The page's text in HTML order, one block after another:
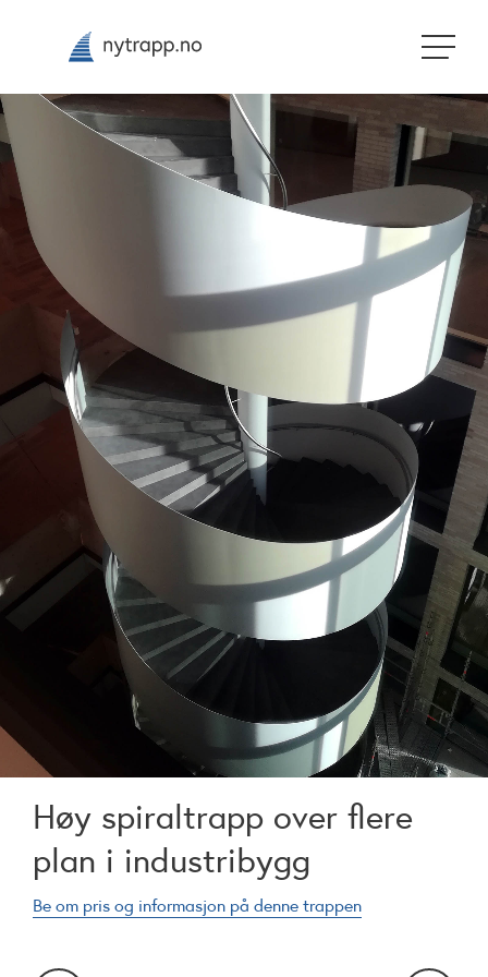
Høy spiraltrapp over flere
plan i industribygg
Be om pris og informasjon på denne trappen